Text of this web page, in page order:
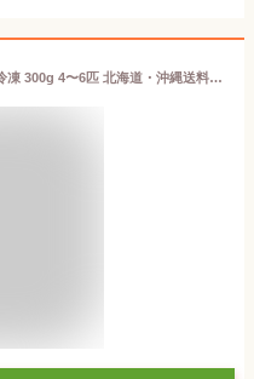
四万十ドラマ 四万十川の天然鮎 冷凍 300g 4〜6匹 北海道・沖縄送料別 高知 川魚 アユ 鮎 四万十川 天然 魚 新鮮 産地直送